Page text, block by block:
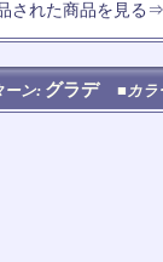
された商品を見る
ーン: グラデ ■カ